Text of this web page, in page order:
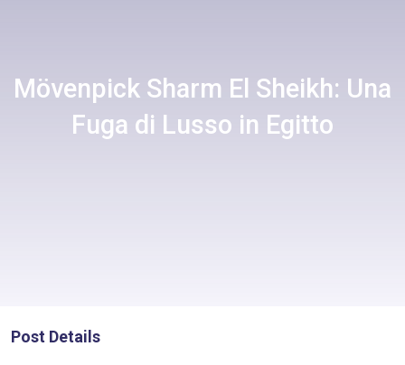
Mövenpick Sharm El Sheikh: Una
Fuga di Lusso in Egitto
Post Details